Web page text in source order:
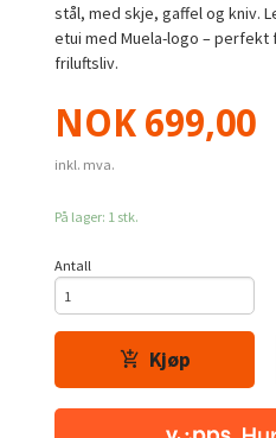
stål, med skje, gaffel og kniv.
etui med Muela-logo – perfekt
friluftsliv.
Pris
NOK 699,00
inkl. mva.
På lager: 1 stk.
Antall
Kjøp